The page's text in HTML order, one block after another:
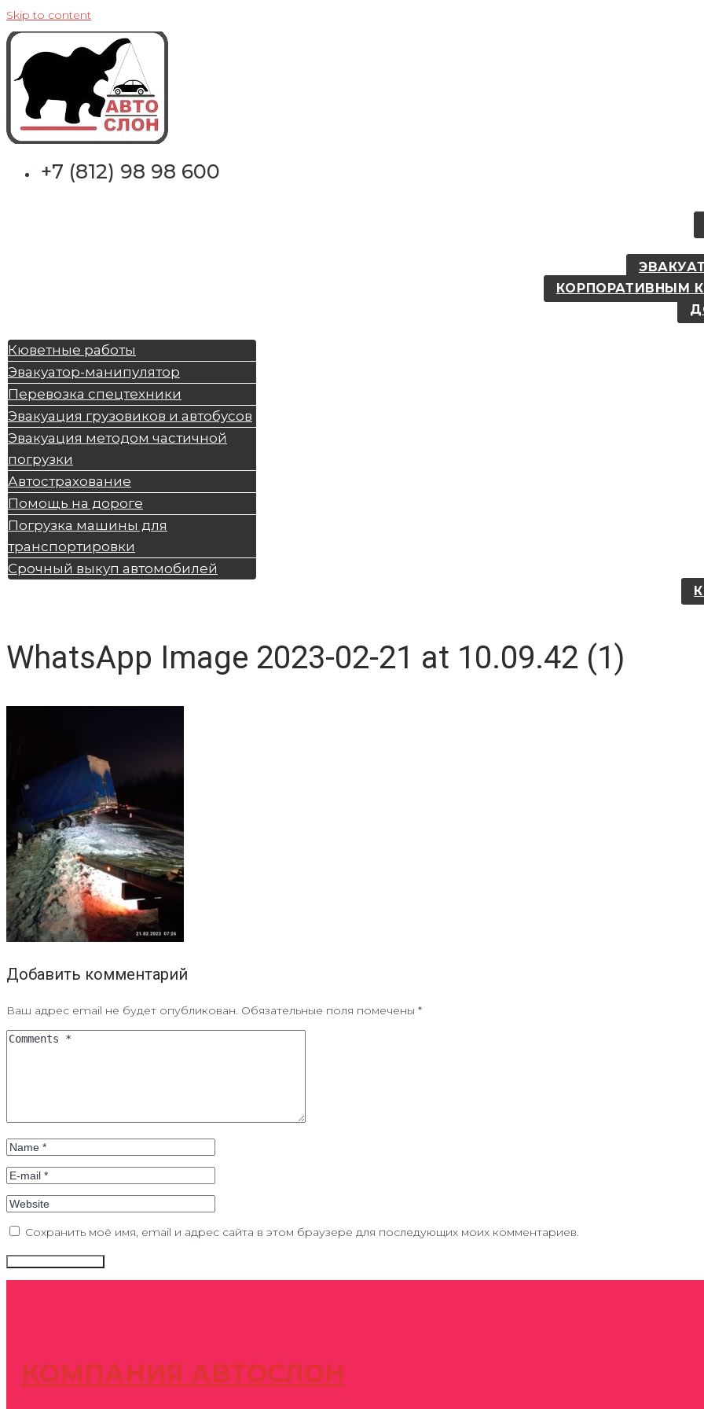
Skip to content
+7 (812) 98 98 600
КОРПОРАТИВНЫМ
Кюветные работы
Эвакуатор-манипулятор
Перевозка спецтехники
Эвакуация грузовиков и автобусов
Эвакуация методом частичной
погрузки
Автострахование
Помощь на дороге
Погрузка машины для
транспортировки
Срочный выкуп автомобилей
WhatsApp Image 2023-02-21 at 10.09.42 (1)
Добавить комментарий
Ваш адрес email не будет опубликован. Обязательные поля помечены *
Сохранить моё имя, email и адрес сайта в этом браузере для последующих моих комментариев.
КОМПАНИЯ АВТОСЛОН